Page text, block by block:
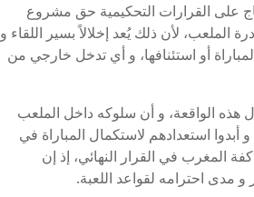
على القرارات التحكيمية حق مشروع
الملعب، لأن ذلك يُعد إخلالاً بسير اللقاء و
أو استئنافها، و أي تدخل خارجي من
هذه الواقعة، و أن سلوكه داخل الملعب
استعدادهم لاستكمال المباراة في
المغرب في القرار النهائي، إذ إن
مدى احترامه لقواعد اللعبة.